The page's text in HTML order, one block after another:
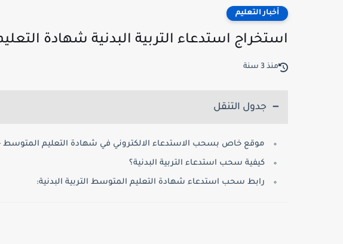
أخبار التعليم
استخراج استدعاء التربية البدنية شهادة
منذ 3 سنة
جدول التنقل
موقع خاص بسحب الاستدعاء الالكتروني في شهادة التعليم
كيفية سحب استدعاء التربية البدنية؟
رابط سحب استدعاء شهادة التعليم المتوسط التربية البدنية: